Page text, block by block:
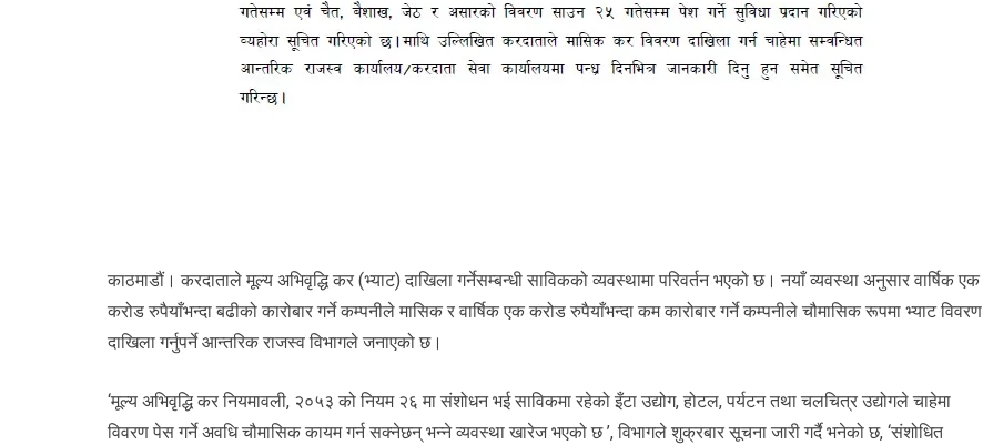
काठमाडौं। करदाताले मूल्य अभिवृद्धि कर (भ्याट) दाखिला गर्नेसम्बन्धी साविकको व्यवस्थामा परिवर्तन भएको छ। नयाँ व्यवस्था अनुसार वार्षिक एक
करोड रुपैयाँभन्दा बढीको कारोबार गर्ने कम्पनीले मासिक र वार्षिक एक करोड रुपैयाँभन्दा कम कारोबार गर्ने कम्पनीले चौमासिक रूपमा भ्याट विवरण
दाखिला गर्नुपर्ने आन्तरिक राजस्व विभागले जनाएको छ।
‘मूल्य अभिवृद्धि कर नियमावली, २०५३ को नियम २६ मा संशोधन भई साविकमा रहेको इँटा उद्योग, होटल, पर्यटन तथा चलचित्र उद्योगले चाहेमा
विवरण पेस गर्ने अवधि चौमासिक कायम गर्न सक्नेछन् भन्ने व्यवस्था खारेज भएको छ ’, विभागले शुक्रबार सूचना जारी गर्दै भनेको छ, ‘संशोधित